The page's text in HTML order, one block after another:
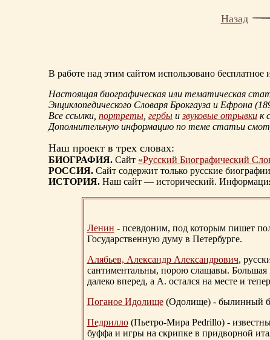
Назад
В работе над этим сайтом использовано
Настоящая биографическая или тематическая
Энциклопедического Словаря Брокгауза и Ефрона
Все ссылки, портреты, гербы и звуковые отрывки к
Дополнительную информацию по теме статьи
Наш проект в трех словах:
БИОГРАФИЯ. Сайт «Русский Биографический
РОССИЯ. Сайт содержит только русские
ИСТОРИЯ. Наш сайт — исторический. Информация,
Ленин - псевдоним, под которым пишет
Государственную думу в Петербурге.
Алябьев, Александр Александрович,
сантиментальны, порою слащавы.
далеко вперед, а А. остался на месте и
Поганое Идолище(Одолище) - былинный
Педрилло(Пьетро-Мира Pedrillo) -
буффа и игры на скрипке в придворной